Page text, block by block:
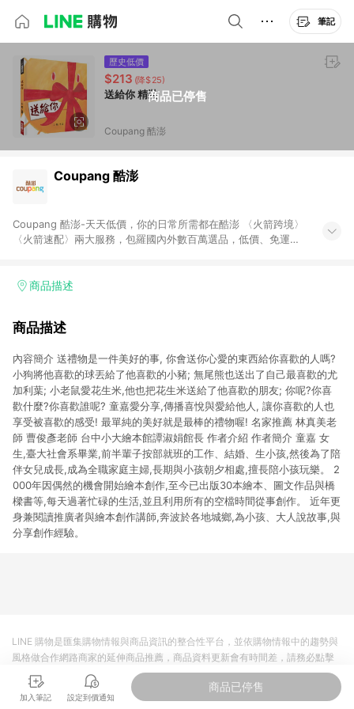
筆記
商品已停售
歷史低價
$213 (降$25)
送給你 精裝
Coupang 酷澎
Coupang 酷澎
Coupang 酷澎-天天低價，你的日常所需都在酷澎 〈火箭跨境〉
〈火箭速配〉兩大服務，包羅國內外數百萬選品，低價、免運，
加入WOW會員告別湊免運，火箭速配、火箭跨境優質選品不限金
商品描述
商品描述
內容簡介 送禮物是一件美好的事, 你會送你心愛的東西給你喜歡的人嗎?
小狗將他喜歡的球丟給了他喜歡的小豬; 無尾熊也送出了自己最喜歡的尤
加利葉; 小老鼠愛花生米,他也把花生米送給了他喜歡的朋友; 你呢?你喜
歡什麼?你喜歡誰呢? 童嘉愛分享,傳播喜悅與愛給他人, 讓你喜歡的人也
享受被喜歡的感受! 最單純的美好就是最棒的禮物喔! 名家推薦 林真美老
師 曹俊彥老師 台中小大繪本館譚淑娟館長 作者介紹 作者簡介 童嘉 女
生,臺大社會系畢業,前半輩子按部就班的工作、結婚、生小孩,然後為了陪
伴女兒成長,成為全職家庭主婦,長期與小孩朝夕相處,擅長陪小孩玩樂。 2
000年因偶然的機會開始繪本創作,至今已出版30本繪本、圖文作品與橋
樑書等,每天過著忙碌的生活,並且利用所有的空檔時間從事創作。 近年更
身兼閱讀推廣者與繪本創作講師,奔波於各地城鄉,為小孩、大人說故事,與
分享創作經驗。
加入筆記 設定到價通知
商品已停售
LINE 購物是匯集購物情報與商品資訊的整合性平台，並依購物情報中的趨勢與
風格做合作網路商家的延伸商品推薦，商品資料更新會有時間差，請務必點擊
商品至各合作網路商家，確認現售價與購物條件，一切資訊以合作廠商網頁為
準。